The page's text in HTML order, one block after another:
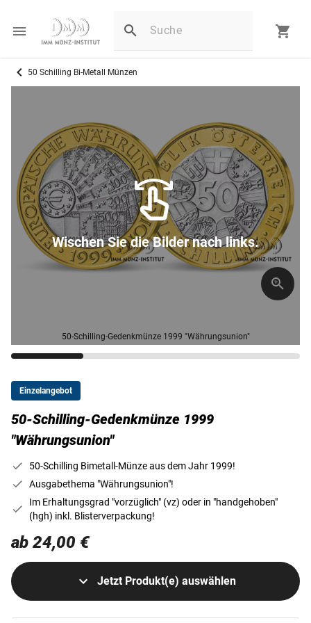
50 Schilling Bi-Metall Münzen
50-Schilling-Gedenkmünze 1999 "Währungsunion"
Wischen Sie die Bilder nach links.
Einzelangebot
50-Schilling-Gedenkmünze 1999
"Währungsunion"
50-Schilling Bimetall-Münze aus dem Jahr 1999!
Ausgabethema "Währungsunion"!
Im Erhaltungsgrad "vorzüglich" (vz) oder in "handgehoben"
(hgh) inkl. Blisterverpackung!
ab 24,00 €
Jetzt Produkt(e) auswählen